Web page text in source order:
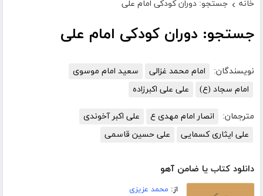
خانه › جستجو: دوران کودکی امام علی
جستجو: دوران کودکی امام علی
نویسندگان: امام محمد غزالی
سعید امام موسوی
امام سجاد (ع)
علی علی اکبرزاده
مترجمان: انصار امام مهدی ع
علی اکبر آخوندی
علی ایثاری کسمایی
علی حسین قاسمی
دانلود کتاب یا ضامن آهو
از: محمد عزیزی